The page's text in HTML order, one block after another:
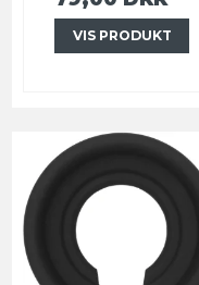
VIS PRODUKT